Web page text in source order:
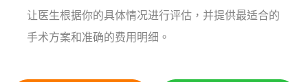
让医生根据你的具体情况进行评估，并提供最适合的
手术方案和准确的费用明细。